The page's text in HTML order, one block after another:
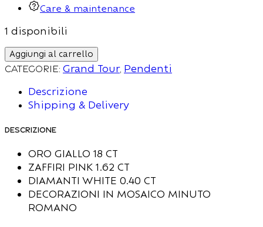
Care & maintenance
1 disponibili
Aggiungi al carrello
Categorie: Grand Tour, Pendenti
Descrizione
Shipping & Delivery
Descrizione
ORO GIALLO 18 CT
ZAFFIRI PINK 1.62 CT
DIAMANTI WHITE 0.40 CT
DECORAZIONI IN MOSAICO MINUTO
ROMANO